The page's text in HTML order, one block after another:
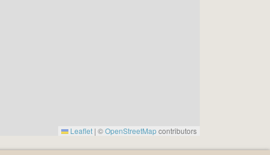
Leaflet | ©OpenStreetMapcontributors